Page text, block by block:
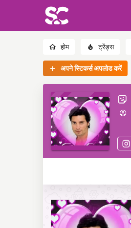
होम ट्रेंड्स
अपने स्टिकर्स अपलोड करें